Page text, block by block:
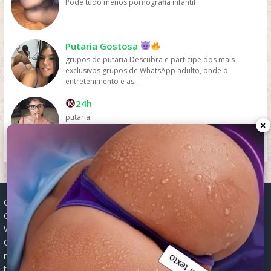
Putaria Gostosa
grupos de putaria Descubra e participe dos mais
exclusivos grupos de WhatsApp adulto, onde o
entretenimento e as...
24h
putaria
Grupos WhatsApp, Links de grupos, Entrar grupos WhatsApp,
Grupos de compra e venda, Links WhatsApp atualizados, Grupos
WhatsApp 2025, Links para grupos, Participar grupos WhatsApp,
Grupos ativos WhatsApp, Links gratuitos, Grupos WhatsApp
negócios, Links grupos Brasil, Grupos WhatsApp regionais, Grupos
temáticos WhatsApp, Links públicos WhatsApp, Grupos WhatsApp
×